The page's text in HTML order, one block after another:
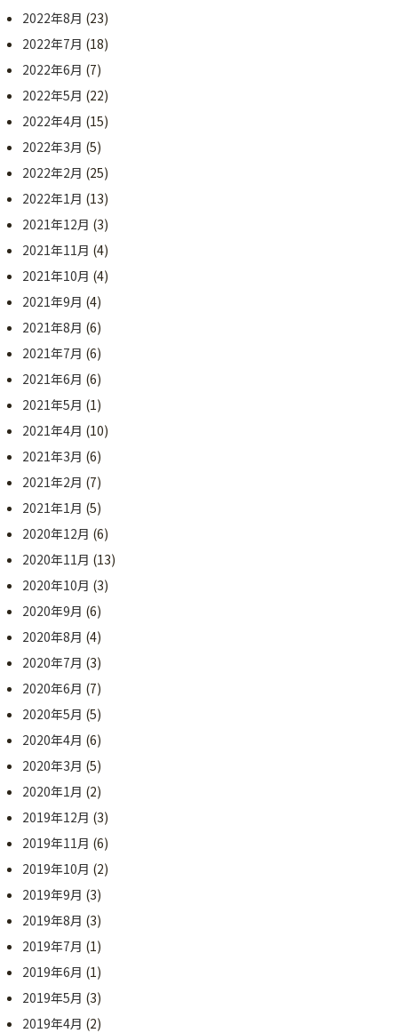
2022年8月 (23)
2022年7月 (18)
2022年6月 (7)
2022年5月 (22)
2022年4月 (15)
2022年3月 (5)
2022年2月 (25)
2022年1月 (13)
2021年12月 (3)
2021年11月 (4)
2021年10月 (4)
2021年9月 (4)
2021年8月 (6)
2021年7月 (6)
2021年6月 (6)
2021年5月 (1)
2021年4月 (10)
2021年3月 (6)
2021年2月 (7)
2021年1月 (5)
2020年12月 (6)
2020年11月 (13)
2020年10月 (3)
2020年9月 (6)
2020年8月 (4)
2020年7月 (3)
2020年6月 (7)
2020年5月 (5)
2020年4月 (6)
2020年3月 (5)
2020年1月 (2)
2019年12月 (3)
2019年11月 (6)
2019年10月 (2)
2019年9月 (3)
2019年8月 (3)
2019年7月 (1)
2019年6月 (1)
2019年5月 (3)
2019年4月 (2)